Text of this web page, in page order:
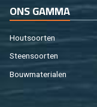
ONS GAMMA
Hout­soor­ten
Steen­soor­ten
Bouw­ma­te­ri­a­len